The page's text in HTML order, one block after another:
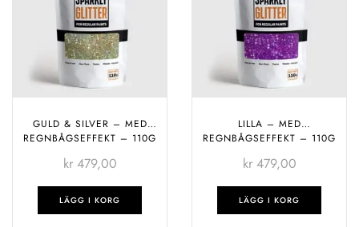
GULD & SILVER – MED
REGNBÅGSEFFEKT – 110G
kr479,00
LÄGG I KORG
LILLA – MED
REGNBÅGSEFFEKT – 110G
kr479,00
LÄGG I KORG